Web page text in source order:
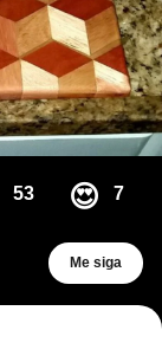
53 😍 7
Me siga